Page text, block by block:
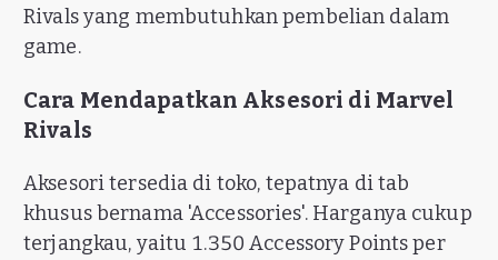
Rivals yang membutuhkan pembelian dalam
game.
Cara Mendapatkan Aksesori di Marvel
Rivals
Aksesori tersedia di toko, tepatnya di tab
khusus bernama 'Accessories'. Harganya cukup
terjangkau, yaitu 1.350 Accessory Points per